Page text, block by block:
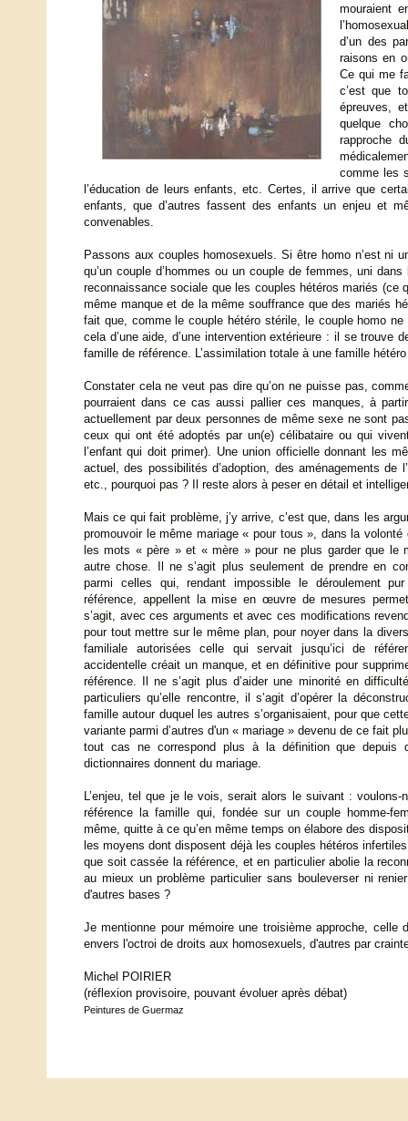
mouraient
d’un des
raisons en
Ce qui me
c’est que
épreuves,
quelque
rapproche
comme les
l’éducation de leurs enfants, etc. Certes, il arrive que
enfants, que d’autres fassent des enfants un enjeu et
convenables.
Passons aux couples homosexuels. Si être homo n’est ni
qu’un couple d’hommes ou un couple de femmes, uni
reconnaissance sociale que les couples hétéros mariés
même manque et de la même souffrance que des mariés
fait que, comme le couple hétéro stérile, le couple homo
cela d’une aide, d’une intervention extérieure : il se
famille de référence. L’assimilation totale à une famille
Constater cela ne veut pas dire qu’on ne puisse pas,
pourraient dans ce cas aussi pallier ces manques, à
actuellement par deux personnes de même sexe ne sont
ceux qui ont été adoptés par un(e) célibataire ou qui
l’enfant qui doit primer). Une union officielle donnant les
actuel, des possibilités d’adoption, des aménagements de
etc., pourquoi pas ? Il reste alors à peser en détail et
Mais ce qui fait problème, j’y arrive, c’est que, dans les
promouvoir le même mariage « pour tous », dans la
les mots « père » et « mère » pour ne plus garder que le
autre chose. Il ne s’agit plus seulement de prendre en
parmi celles qui, rendant impossible le déroulement
référence, appellent la mise en œuvre de mesures
s’agit, avec ces arguments et avec ces modifications
pour tout mettre sur le même plan, pour noyer dans la
familiale autorisées celle qui servait jusqu’ici de
accidentelle créait un manque, et en définitive pour
référence. Il ne s’agit plus d’aider une minorité en
particuliers qu’elle rencontre, il s’agit d’opérer la
famille autour duquel les autres s’organisaient, pour que
variante parmi d’autres d'un « mariage » devenu de ce fait
tout cas ne correspond plus à la définition que depuis
dictionnaires donnent du mariage.
L’enjeu, tel que je le vois, serait alors le suivant : voulons-
référence la famille qui, fondée sur un couple homme-
même, quitte à ce qu’en même temps on élabore des
les moyens dont disposent déjà les couples hétéros
que soit cassée la référence, et en particulier abolie la
au mieux un problème particulier sans bouleverser ni
d'autres bases ?
Je mentionne pour mémoire une troisième approche,
envers l'octroi de droits aux homosexuels, d'autres par
Michel POIRIER
(réflexion provisoire, pouvant évoluer après débat)
Peintures de Guermaz